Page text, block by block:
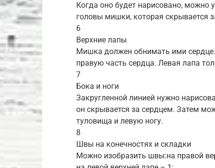
Когда оно будет нарисовано, можно
головы мишки, которая скрывается
6
Верхние лапы
Мишка должен обнимать ими
правую часть сердца. Левая лапа
7
Бока и ноги
Закругленной линией нужно
он скрывается за сердцем. Затем
туловища и левую ногу.
8
Швы на конечностях и складки
Можно изобразить швы:на правой